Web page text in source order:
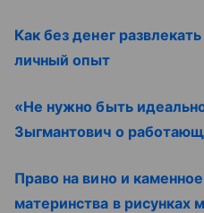
Как без денег
личный опыт
«Не нужно быть
Зыгмантович о
Право на вино и
материнства в рисунках